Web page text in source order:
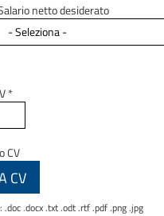
netto desiderato
*
CV
CV
.docx .txt .odt .rtf .pdf .png .jpg